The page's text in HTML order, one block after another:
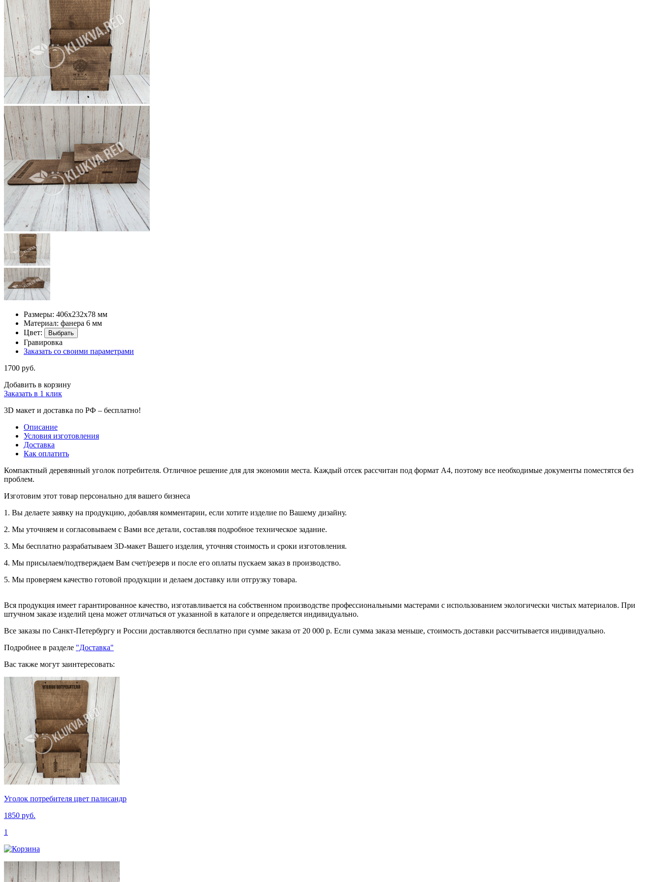
Размеры: 406х232х78 мм
Материал: фанера 6 мм
Цвет:
Выбрать
Гравировка
Заказать со своими параметрами
1700 руб.
Добавить в корзину
Заказать в 1 клик
3D макет и доставка по РФ – бесплатно!
Описание
Условия изготовления
Доставка
Как оплатить
Компактный деревянный уголок потребителя. Отличное решение для для экономии места. Каждый отсек рассчитан под формат А4, поэтому все необходимые документы поместятся без
проблем.
Изготовим этот товар персонально для вашего бизнеса
1. Вы делаете заявку на продукцию, добавляя комментарии, если хотите изделие по Вашему дизайну.
2. Мы уточняем и согласовываем с Вами все детали, составляя подробное техническое задание.
3. Мы бесплатно разрабатываем 3D-макет Вашего изделия, уточняя стоимость и сроки изготовления.
4. Мы присылаем/подтверждаем Вам счет/резерв и после его оплаты пускаем заказ в производство.
5. Мы проверяем качество готовой продукции и делаем доставку или отгрузку товара.
Вся продукция имеет гарантированное качество, изготавливается на собственном производстве профессиональными мастерами с использованием экологически чистых материалов. При
штучном заказе изделий цена может отличаться от указанной в каталоге и определяется индивидуально.
Все заказы по Санкт-Петербургу и России доставляются бесплатно при сумме заказа от 20 000 р. Если сумма заказа меньше, стоимость доставки рассчитывается индивидуально.
Подробнее в разделе "Доставка"
Вас также могут заинтересовать:
Уголок потребителя цвет палисандр
1850 руб.
1